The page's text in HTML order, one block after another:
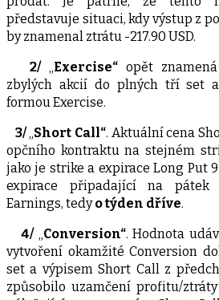
představuje situaci, kdy výstup z
by znamenal ztrátu -217.90 USD.
2/„ Exercise“ opět
zbylých akcií do plných tří set
formou Exercise.
3/„ Short Call“. Aktuální cena
opčního kontraktu na stejném
jako je strike a expirace Long Put
expirace připadající na pátek
Earnings, tedyo týden dříve.
4/„ Conversion“. Hodnota
vytvoření okamžité Conversion
set a výpisem Short Call z
způsobilo uzamčení profitu/